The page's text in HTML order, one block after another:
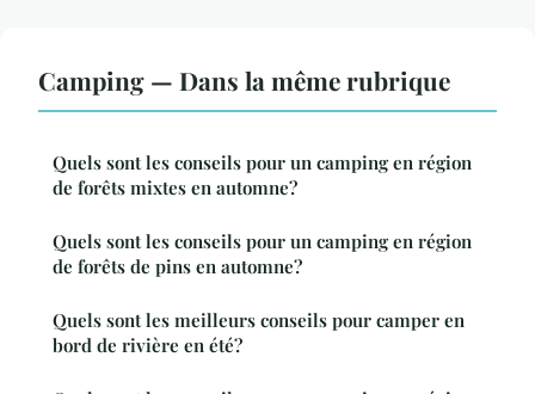
Camping — Dans la même rubrique
Quels sont les conseils pour un camping en région
de forêts mixtes en automne?
Quels sont les conseils pour un camping en région
de forêts de pins en automne?
Quels sont les meilleurs conseils pour camper en
bord de rivière en été?